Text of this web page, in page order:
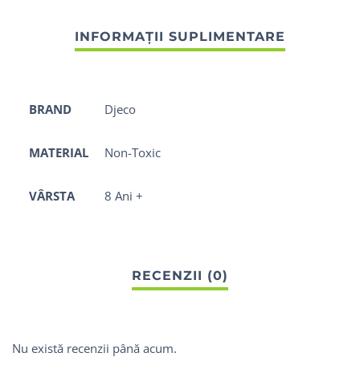
BRAND Djeco
MATERIAL Non-Toxic
VÂRSTA 8 Ani +
Nu există recenzii până acum.